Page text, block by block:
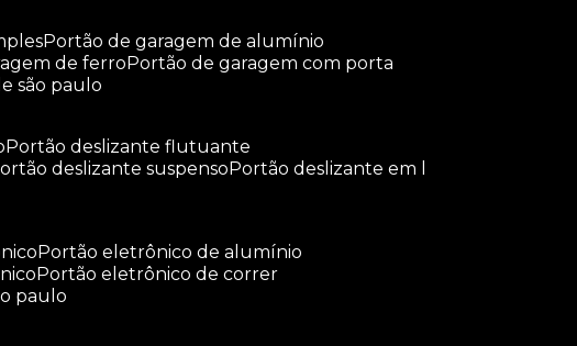
portão de garagem de alumínio
de ferro
portão de garagem com porta
são paulo
portão deslizante flutuante
portão deslizante suspenso
portão deslizante em l
portão eletrônico de alumínio
portão eletrônico de correr
paulo